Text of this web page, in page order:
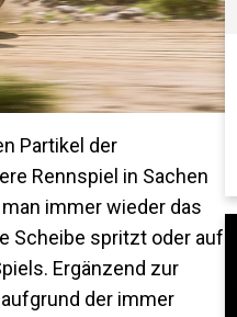
Partikel der
Rennspiel in Sachen
immer wieder das
Scheibe spritzt oder auf
Ergänzend zur
der immer